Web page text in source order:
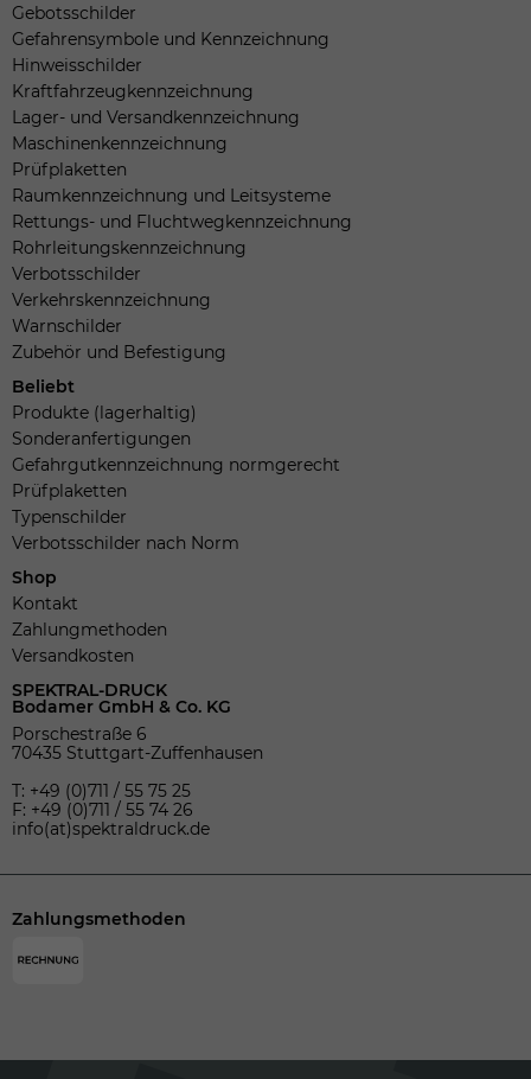
Gebotsschilder
Gefahrensymbole und Kennzeichnung
Hinweisschilder
Kraftfahrzeugkennzeichnung
Lager- und Versandkennzeichnung
Maschinenkennzeichnung
Prüfplaketten
Raumkennzeichnung und Leitsysteme
Rettungs- und Fluchtwegkennzeichnung
Rohrleitungskennzeichnung
Verbotsschilder
Verkehrskennzeichnung
Warnschilder
Zubehör und Befestigung
Beliebt
Produkte (lagerhaltig)
Sonderanfertigungen
Gefahrgutkennzeichnung normgerecht
Prüfplaketten
Typenschilder
Verbotsschilder nach Norm
Shop
Kontakt
Zahlungmethoden
Versandkosten
SPEKTRAL-DRUCK
Bodamer GmbH & Co. KG
Porschestraße 6
70435 Stuttgart-Zuffenhausen
T: +49 (0)711 / 55 75 25
F: +49 (0)711 / 55 74 26
info(at)spektraldruck.de
Zahlungsmethoden